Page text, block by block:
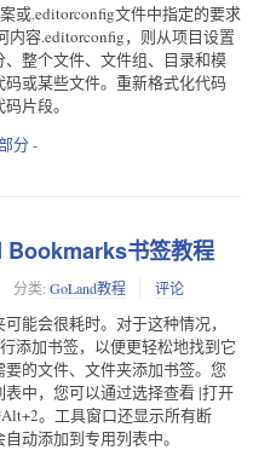
或.editorconfig文件中指定的要求
容.editorconfig，则从项目设置
整个文件、文件组、目录和模
或某些文件。重新格式化代码
片段。
分 -
Bookmarks书签教程
分类: GoLand教程 评论
能会很耗时。对于这种情况，
添加书签，以便更轻松地找到它
的文件、文件夹添加书签。您
中，您可以通过选择查看 |打开
。工具窗口还显示所有断
动添加到专用列表中。